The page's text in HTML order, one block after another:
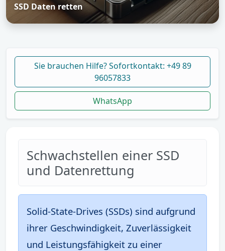
SSD Daten retten
Sie brauchen Hilfe? Sofortkontakt: +49 89
96057833
WhatsApp
Schwachstellen einer SSD
und Datenrettung
Solid-State-Drives (SSDs) sind aufgrund
ihrer Geschwindigkeit, Zuverlässigkeit
und Leistungsfähigkeit zu einer